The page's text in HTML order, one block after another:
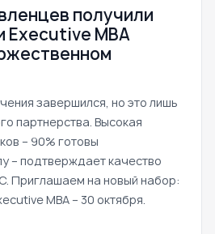
получили
Executive MBA
завершился, но это лишь
партнерства. Высокая
– 90% готовы
– подтверждает качество
Приглашаем на новый набор:
MBA – 30 октября.